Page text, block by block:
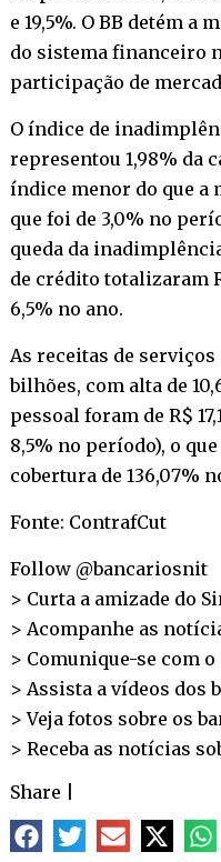
e 19,5%. O BB detém
do sistema financeiro
participação de
O índice de
representou 1,98% da
índice menor do que a
que foi de 3,0% no
queda da
de crédito totalizaram
6,5% no ano.
As receitas de
bilhões, com alta de
pessoal foram de R$
8,5% no período), o
cobertura de 136,07%
Fonte: ContrafCut
Follow @bancariosnit
> Curta a amizade do
> Acompanhe as
> Comunique-se com
> Assista a vídeos dos
> Veja fotos sobre os
> Receba as notícias
Share